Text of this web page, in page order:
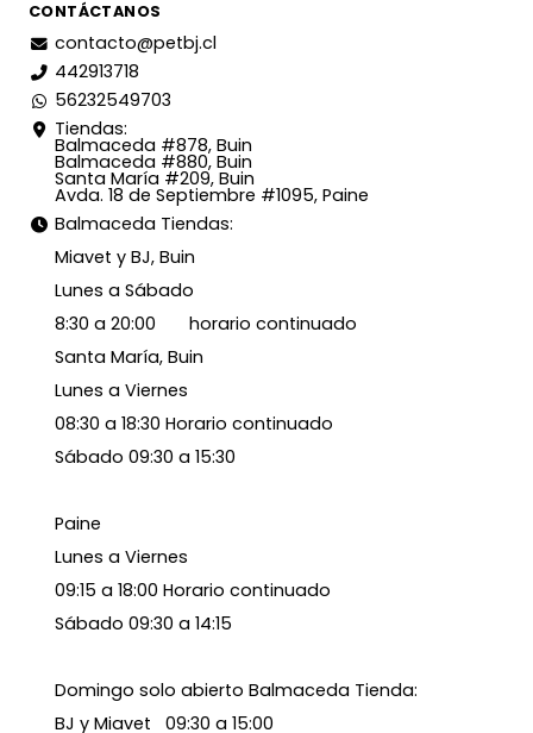
CONTÁCTANOS
contacto@petbj.cl
442913718
56232549703
Tiendas:
Balmaceda #878, Buin
Balmaceda #880, Buin
Santa María #209, Buin
Avda. 18 de Septiembre #1095, Paine
Balmaceda Tiendas:
Miavet y BJ, Buin
Lunes a Sábado
8:30 a 20:00 horario continuado
Santa María, Buin
Lunes a Viernes
08:30 a 18:30 Horario continuado
Sábado 09:30 a 15:30
Paine
Lunes a Viernes
09:15 a 18:00 Horario continuado
Sábado 09:30 a 14:15
Domingo solo abierto Balmaceda Tienda:
BJ y Miavet 09:30 a 15:00